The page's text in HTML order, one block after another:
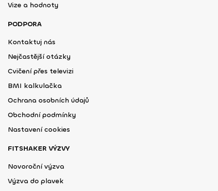
Vize a hodnoty
PODPORA
Kontaktuj nás
Nejčastější otázky
Cvičení přes televizi
BMI kalkulačka
Ochrana osobních údajů
Obchodní podmínky
Nastavení cookies
FITSHAKER VÝZVY
Novoroční výzva
Výzva do plavek